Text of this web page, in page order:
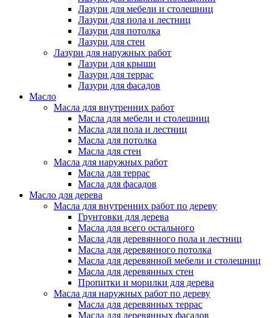
Лазури для мебели и столешниц
Лазури для пола и лестниц
Лазури для потолка
Лазури для стен
Лазури для наружных работ
Лазури для крыши
Лазури для террас
Лазури для фасадов
Масло
Масла для внутренних работ
Масла для мебели и столешниц
Масла для пола и лестниц
Масла для потолка
Масла для стен
Масла для наружных работ
Масла для террас
Масла для фасадов
Масло для дерева
Масла для внутренних работ по дереву
Грунтовки для дерева
Масла для всего остального
Масла для деревянного пола и лестниц
Масла для деревянного потолка
Масла для деревянной мебели и столешниц
Масла для деревянных стен
Пропитки и морилки для дерева
Масла для наружных работ по дереву
Масла для деревянных террас
Масла для деревянных фасадов